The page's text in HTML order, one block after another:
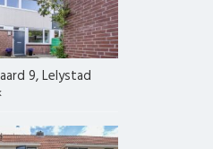
9, Lelystad